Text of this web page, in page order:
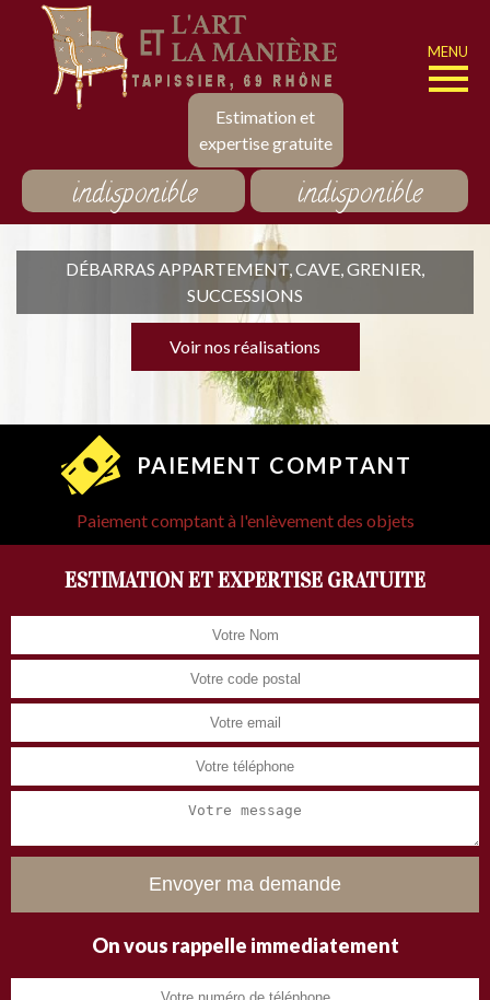
Estimation et
expertise gratuite
MENU
indisponible indisponible
DÉBARRAS APPARTEMENT, CAVE, GRENIER,
SUCCESSIONS
Voir nos réalisations
PAIEMENT COMPTANT
Paiement comptant à l'enlèvement des objets
ESTIMATION ET EXPERTISE GRATUITE
On vous rappelle immediatement